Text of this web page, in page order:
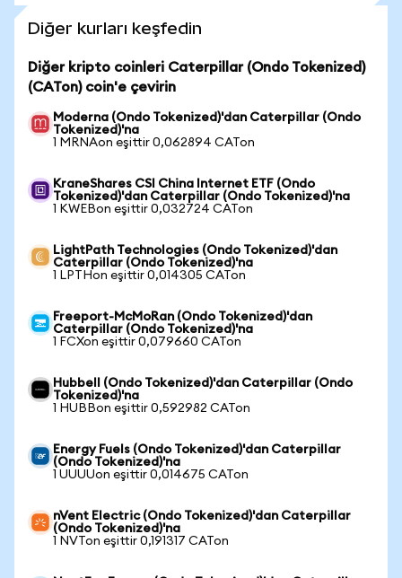
Diğer kurları keşfedin
Diğer kripto coinleri Caterpillar (Ondo Tokenized)
(CATon) coin'e çevirin
Moderna (Ondo Tokenized)'dan Caterpillar (Ondo
Tokenized)'na
1 MRNAon eşittir 0,062894 CATon
KraneShares CSI China Internet ETF (Ondo
Tokenized)'dan Caterpillar (Ondo Tokenized)'na
1 KWEBon eşittir 0,032724 CATon
LightPath Technologies (Ondo Tokenized)'dan
Caterpillar (Ondo Tokenized)'na
1 LPTHon eşittir 0,014305 CATon
Freeport-McMoRan (Ondo Tokenized)'dan
Caterpillar (Ondo Tokenized)'na
1 FCXon eşittir 0,079660 CATon
Hubbell (Ondo Tokenized)'dan Caterpillar (Ondo
Tokenized)'na
1 HUBBon eşittir 0,592982 CATon
Energy Fuels (Ondo Tokenized)'dan Caterpillar
(Ondo Tokenized)'na
1 UUUUon eşittir 0,014675 CATon
nVent Electric (Ondo Tokenized)'dan Caterpillar
(Ondo Tokenized)'na
1 NVTon eşittir 0,191317 CATon